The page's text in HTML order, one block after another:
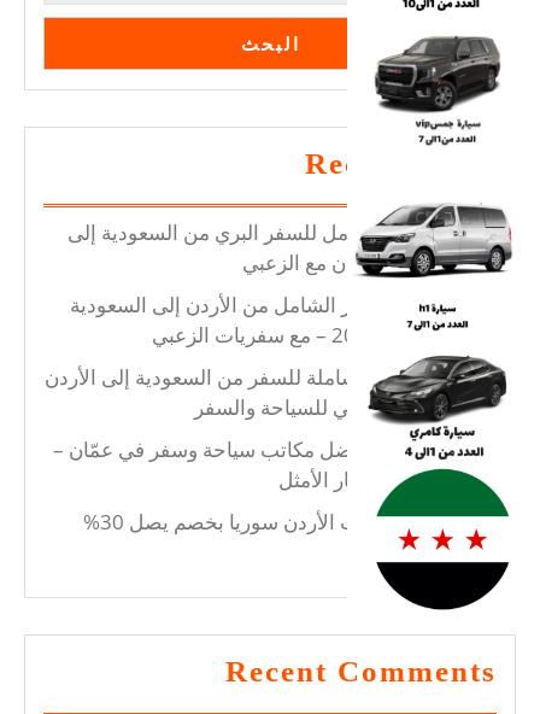
47%
البحث
Recent Posts
دليلك الشامل للسفر البري من السعودية إلى
الأردن، سوريا ولبنان مع الزعبي
دليل السفر الشامل من الأردن إلى السعودية
ولبنان وسوريا 2025 – مع سفريات الزعبي
تجربتك الشاملة للسفر من السعودية إلى الأردن
وسوريا – مع الزعبي للسياحة والسفر
تعرف على أفضل مكاتب سياحة وسفر في عمّان –
مكتب الزعبي الخيار الأمثل
مكتب سفريات الأردن سوريا بخصم يصل 30%
احجز الآن
Recent Comments